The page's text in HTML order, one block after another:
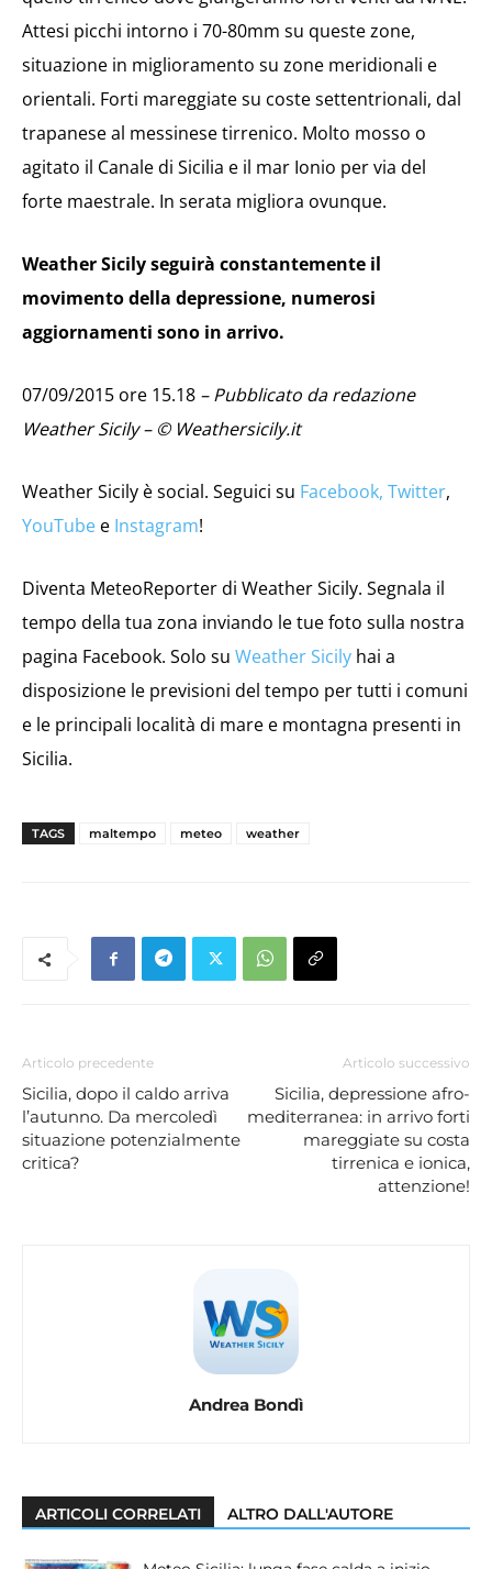
Attesi picchi intorno i 70-80mm su queste zone,
situazione in miglioramento su zone meridionali e
orientali. Forti mareggiate su coste settentrionali, dal
trapanese al messinese tirrenico. Molto mosso o
agitato il Canale di Sicilia e il mar Ionio per via del
forte maestrale. In serata migliora ovunque.
Weather Sicily seguirà constantemente il
movimento della depressione, numerosi
aggiornamenti sono in arrivo.
07/09/2015 ore 15.18 – Pubblicato da redazione
Weather Sicily – © Weathersicily.it
Weather Sicily è social. Seguici su Facebook, Twitter,
YouTube e Instagram!
Diventa MeteoReporter di Weather Sicily. Segnala il
tempo della tua zona inviando le tue foto sulla nostra
pagina Facebook. Solo su Weather Sicily hai a
disposizione le previsioni del tempo per tutti i comuni
e le principali località di mare e montagna presenti in
Sicilia.
TAGS maltempo meteo weather
Articolo precedente
Sicilia, dopo il caldo arriva
l’autunno. Da mercoledì
situazione potenzialmente
critica?
Articolo successivo
Sicilia, depressione afro-
mediterranea: in arrivo forti
mareggiate su costa
tirrenica e ionica,
attenzione!
Andrea Bondì
ARTICOLI CORRELATI ALTRO DALL'AUTORE